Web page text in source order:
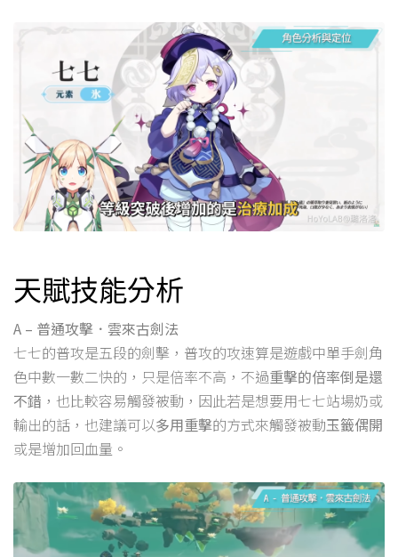
天賦技能分析
A – 普通攻擊．雲來古劍法
七七的普攻是五段的劍擊，普攻的攻速算是遊戲中單手劍角
色中數一數二快的，只是倍率不高，不過重擊的倍率倒是還
不錯 ，也比較容易觸發被動，因此若是想要用七七站場奶或
輸出的話，也建議可以多用重擊的方式來觸發被動玉籤偶開
或是增加回血量。